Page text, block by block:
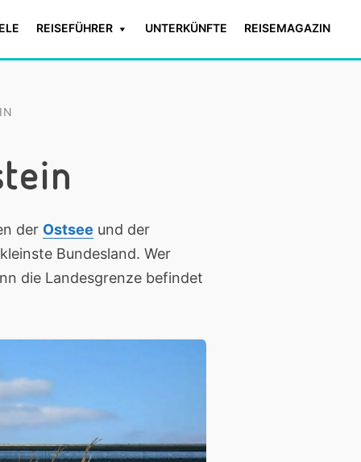
REISEFÜHRER UNTERKÜNFTE REISEMAGAZIN
der Ostsee und der
Bundesland. Wer
die Landesgrenze befindet